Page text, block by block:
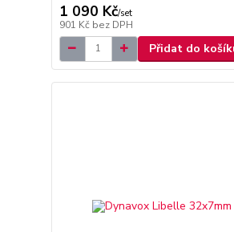
1 090 Kč/set
901 Kč bez DPH
Přidat do